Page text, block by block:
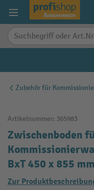
springen
Zubehör für
Artikelnummer: 365983
Zwischenboden
BxT 450 x 855
Zur